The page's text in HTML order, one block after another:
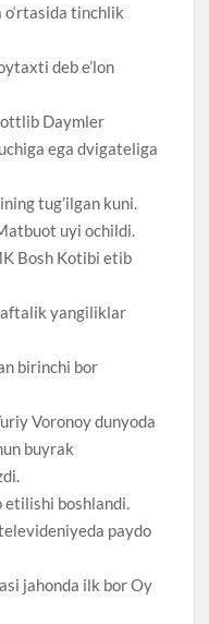
tinchlik
deb e’lon
Daymler
ega dvigateliga
tug’ilgan kuni.
uyi ochildi.
Bosh Kotibi etib
yangiliklar
birinchi bor
Voronoy dunyoda
buyrak
boshlandi.
paydo
jahonda ilk bor Oy